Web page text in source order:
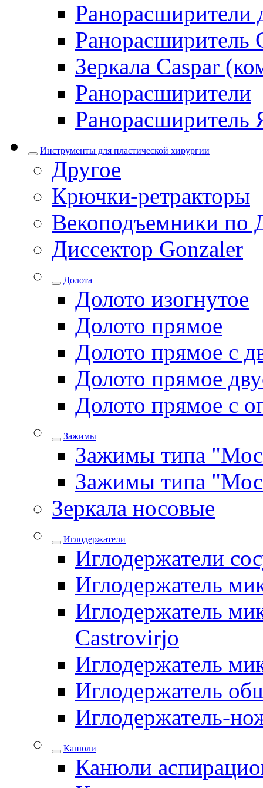
Ранорасширители
Ранорасширитель
Зеркала Caspar
Ранорасширители
Ранорасширитель
Инструменты для пластической хирургии
Другое
Крючки-ретракторы
Векоподъемники по
Диссектор Gonzaler
Долота
Долото изогнутое
Долото прямое
Долото прямое с
Долото прямое
Долото прямое с
Зажимы
Зажимы типа
Зажимы типа
Зеркала носовые
Иглодержатели
Иглодержатели
Иглодержатель
Иглодержатель
Castrovirjo
Иглодержатель
Иглодержатель
Иглодержатель-
Канюли
Канюли